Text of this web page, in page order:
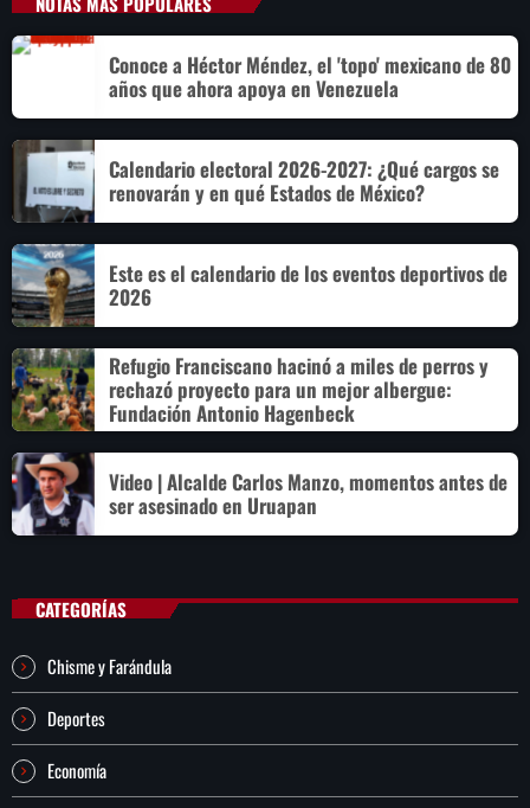
Conoce a Héctor Méndez, el 'topo' mexicano de 80
años que ahora apoya en Venezuela
Calendario electoral 2026-2027: ¿Qué cargos se
renovarán y en qué Estados de México?
Este es el calendario de los eventos deportivos de
2026
Refugio Franciscano hacinó a miles de perros y
rechazó proyecto para un mejor albergue:
Fundación Antonio Hagenbeck
Video | Alcalde Carlos Manzo, momentos antes de
ser asesinado en Uruapan
CATEGORÍAS
Chisme y Farándula
Deportes
Economía